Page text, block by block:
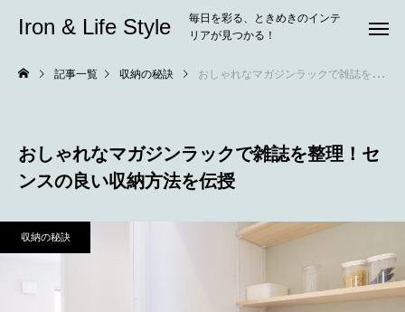
Iron & Life Style
毎日を彩る、ときめきのインテ
リアが見つかる！
記事一覧 収納の秘訣 おしゃれなマガジンラックで雑誌を整理！センスの良い収納方法を伝授
おしゃれなマガジンラックで雑誌を整理！セ
ンスの良い収納方法を伝授
収納の秘訣